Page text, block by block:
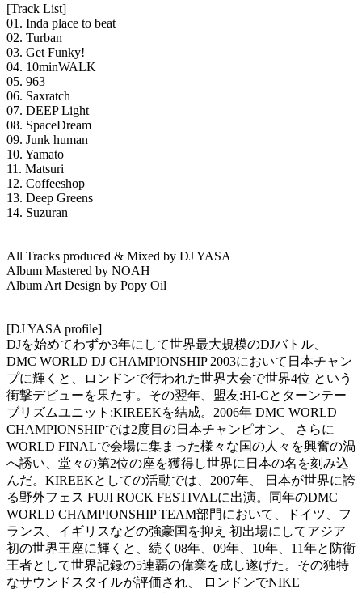
[Track List]
01. Inda place to beat
02. Turban
03. Get Funky!
04. 10minWALK
05. 963
06. Saxratch
07. DEEP Light
08. SpaceDream
09. Junk human
10. Yamato
11. Matsuri
12. Coffeeshop
13. Deep Greens
14. Suzuran
All Tracks produced & Mixed by DJ YASA
Album Mastered by NOAH
Album Art Design by Popy Oil
[DJ YASA profile]
DJを始めてわずか3年にして世界最大規模のDJバトル、
DMC WORLD DJ CHAMPIONSHIP 2003において日本チャン
プに輝くと、ロンドンで行われた世界大会で世界4位 という
衝撃デビューを果たす。その翌年、盟友:HI-Cとターンテー
ブリズムユニット:KIREEKを結成。2006年 DMC WORLD
CHAMPIONSHIPでは2度目の日本チャンピオン、 さらに
WORLD FINALで会場に集まった様々な国の人々を興奮の渦
へ誘い、堂々の第2位の座を獲得し世界に日本の名を刻み込
んだ。KIREEKとしての活動では、2007年、 日本が世界に誇
る野外フェス FUJI ROCK FESTIVALに出演。同年のDMC
WORLD CHAMPIONSHIP TEAM部門において、ドイツ、フ
ランス、イギリスなどの強豪国を抑え 初出場にしてアジア
初の世界王座に輝くと、続く08年、09年、10年、11年と防衛
王者として世界記録の5連覇の偉業を成し遂げた。その独特
なサウンドスタイルが評価され、 ロンドンでNIKE